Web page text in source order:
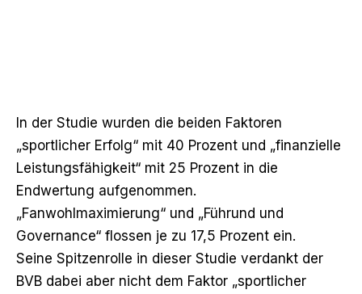
In der Studie wurden die beiden Faktoren
„sportlicher Erfolg“ mit 40 Prozent und „finanzielle
Leistungsfähigkeit“ mit 25 Prozent in die
Endwertung aufgenommen.
„Fanwohlmaximierung“ und „Führund und
Governance“ flossen je zu 17,5 Prozent ein.
Seine Spitzenrolle in dieser Studie verdankt der
BVB dabei aber nicht dem Faktor „sportlicher